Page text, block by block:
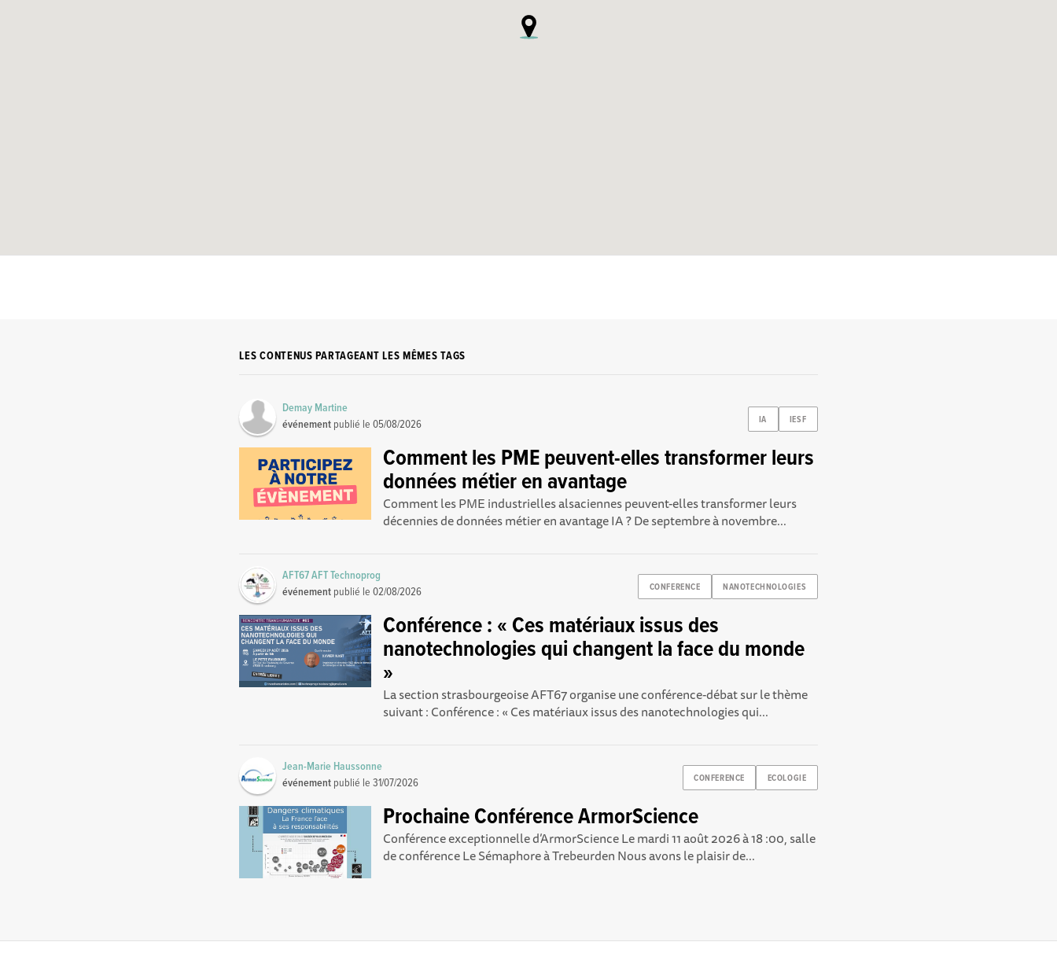
LES CONTENUS PARTAGEANT LES MÊMES TAGS
IA IESF
Demay Martine
événement publié le05/08/2026
Comment les PME peuvent-elles transformer leurs
données métier en avantage
Comment les PME industrielles alsaciennes peuvent-elles transformer leurs
décennies de données métier en avantage IA ? De septembre à novembre...
CONFERENCE NANOTECHNOLOGIES
AFT67 AFT Technoprog
événement publié le02/08/2026
Conférence : « Ces matériaux issus des
nanotechnologies qui changent la face du monde
»
La section strasbourgeoise AFT67 organise une conférence-débat sur le thème
suivant : Conférence : « Ces matériaux issus des nanotechnologies qui...
CONFERENCE ECOLOGIE
Jean-Marie Haussonne
événement publié le31/07/2026
Prochaine Conférence ArmorScience
Conférence exceptionnelle d’ArmorScience Le mardi 11 août 2026 à 18 :00, salle
de conférence Le Sémaphore à Trebeurden Nous avons le plaisir de...